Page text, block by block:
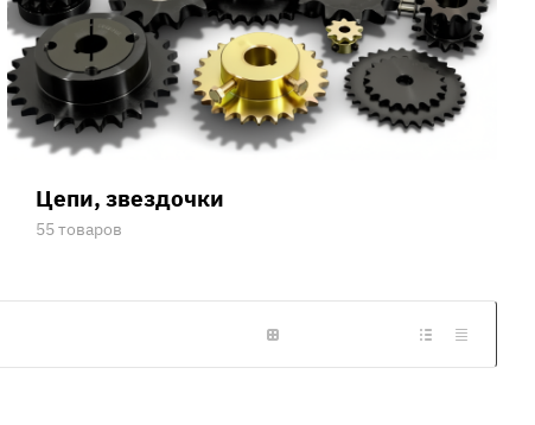
Цепи, звездочки
55 товаров